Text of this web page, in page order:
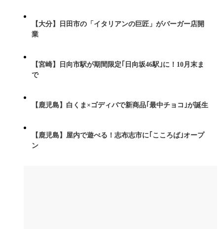
【大分】日田市の「イタリアンの巨匠」がバーガー店開
業
【宮崎】日向市駅が期間限定｢日向坂46駅｣に！10月末ま
で
【鹿児島】白くま×ゴディバで新商品｢最中チョコ｣が誕生
【鹿児島】屋内で遊べる！志布志市に｢こころば｣オープ
ン